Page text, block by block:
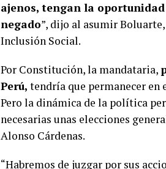
ajenos, tengan la
negado”, dijo al asumir
Inclusión Social.
Por Constitución, la mandataria,
Perú, tendría que permanecer en
Pero la dinámica de la política
necesarias unas elecciones
Alonso Cárdenas.
“Habremos de juzgar por sus